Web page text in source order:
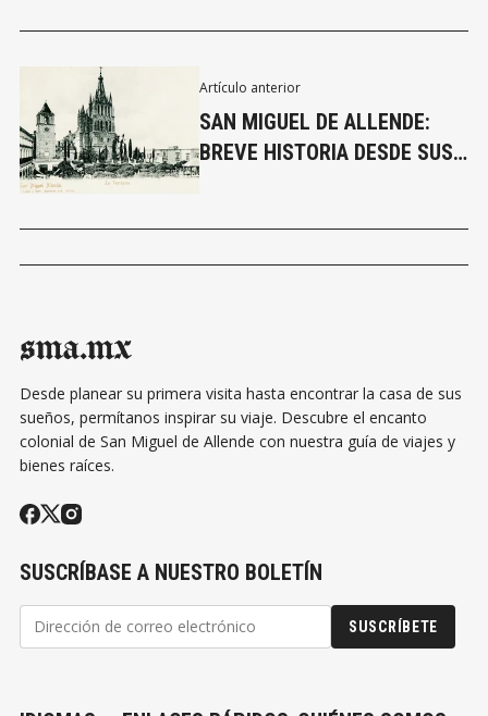
Artículo anterior
SAN MIGUEL DE ALLENDE:
BREVE HISTORIA DESDE SUS
INICIOS COMO SAN MIGUEL
sma.mx
Desde planear su primera visita hasta encontrar la casa de sus
sueños, permítanos inspirar su viaje. Descubre el encanto
colonial de San Miguel de Allende con nuestra guía de viajes y
bienes raíces.
SUSCRÍBASE A NUESTRO BOLETÍN
SUSCRÍBETE